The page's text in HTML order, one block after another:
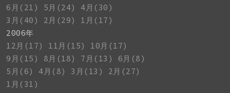
6月(21)
5月(24)
4月(30)
3月(40)
2月(29)
1月(17)
2006年
12月(17)
11月(15)
10月(17)
9月(15)
8月(18) 7月(13)
6月(8)
5月(6)
4月(8) 3月(13)
2月(27)
1月(31)